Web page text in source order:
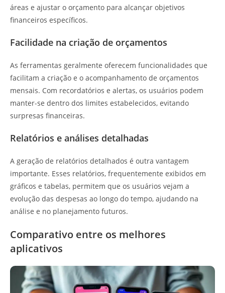
áreas e ajustar o orçamento para alcançar objetivos
financeiros específicos.
Facilidade na criação de orçamentos
As ferramentas geralmente oferecem funcionalidades que
facilitam a criação e o acompanhamento de orçamentos
mensais. Com recordatórios e alertas, os usuários podem
manter-se dentro dos limites estabelecidos, evitando
surpresas financeiras.
Relatórios e análises detalhadas
A geração de relatórios detalhados é outra vantagem
importante. Esses relatórios, frequentemente exibidos em
gráficos e tabelas, permitem que os usuários vejam a
evolução das despesas ao longo do tempo, ajudando na
análise e no planejamento futuros.
Comparativo entre os melhores
aplicativos